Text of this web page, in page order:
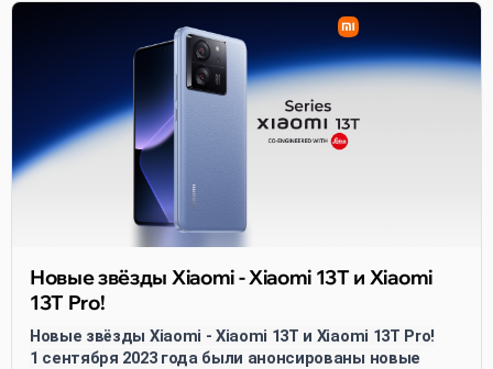
Новые звёзды Xiaomi - Xiaomi 13T и Xiaomi
13T Pro!
Новые звёзды Xiaomi - Xiaomi 13T и Xiaomi 13T Pro!
1 сентября 2023 года были анонсированы новые